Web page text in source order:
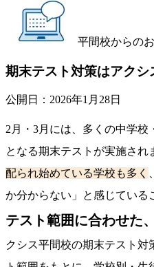
平間校からの
期末テスト対策はアクシ
公開日： 2026年1月28日
2月・3月には、多くの中学
となる期末テストが実施され
配られ始めている学校も多く
か分からない」と感じている
テスト範囲に合わせた
クシス平間校の期末テスト対